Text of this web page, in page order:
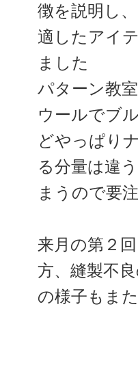
徴を説明し、
適したアイ
ました
パターン教
ウールでブ
どやっぱり
る分量は違
まうので要
来月の第２
方、縫製不
の様子もま